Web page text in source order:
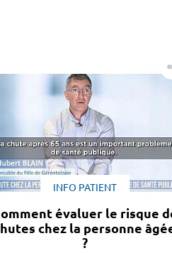
INFO PATIENT
évaluer le risque
chez la personne
?